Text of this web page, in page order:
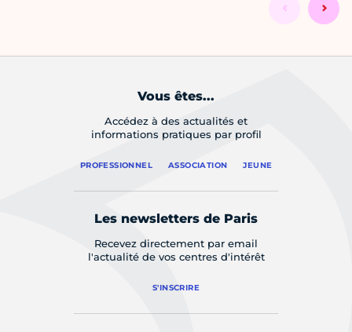
Vous êtes...
Accédez à des actualités et
informations pratiques par profil
PROFESSIONNEL ASSOCIATION JEUNE
Les newsletters de Paris
Recevez directement par email
l'actualité de vos centres d'intérêt
S'INSCRIRE